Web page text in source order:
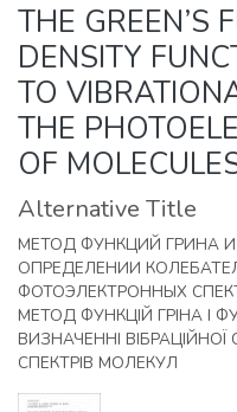
All of DSpace
Statistics
THE GREEN’S
DENSITY
TO
THE
OF
Alternative Title
МЕТОД ФУНКЦИЙ ГРИНА
ОПРЕДЕЛЕНИИ
ФОТОЭЛЕКТРОННЫХ
МЕТОД ФУНКЦІЙ ГРІНА І
ВИЗНАЧЕННІ
СПЕКТРІВ МОЛЕКУЛ